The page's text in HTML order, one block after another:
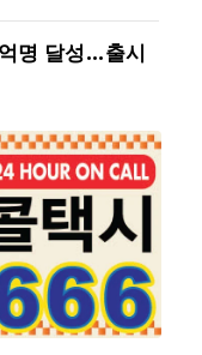
명 달성…출시